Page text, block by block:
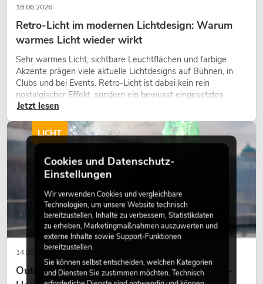
18.06.2026
Retro-Licht im modernen Lichtdesign: Warum
warmes Licht wieder wirkt
Sehr warmes Licht, sichtbare Leuchtflächen und farbige
Akzente prägen viele aktuelle Lichtdesigns auf Bühnen, in
Clubs und bei Events. Retro-Licht ist dabei kein rein
nostalgischer Effekt, sondern ein bewusst eingesetztes
Gestaltungsmittel: Es schafft Atmosphäre, gibt Szenen
wirken lassen.
Jetzt lesen
14.05.2026
Outdoor Moving-Heads: Wetterfeste Moving-
LICHT
Cookies und Datenschutz-
Einstellungen
Wir verwenden Cookies und vergleichbare
Technologien, um unsere Website technisch
bereitzustellen, Inhalte zu verbessern, Statistikdaten
zu erheben, Marketingmaßnahmen auszuwerten und
externe Inhalte sowie Support-Funktionen
bereitzustellen.
Sie können selbst entscheiden, welchen Kategorien
und Diensten Sie zustimmen möchten. Technisch